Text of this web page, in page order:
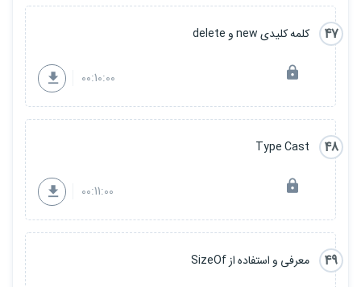
47 کلمه کلیدی new و delete
00:10:00
48
Type Cast
00:11:00
49 معرفی و استفاده از SizeOf